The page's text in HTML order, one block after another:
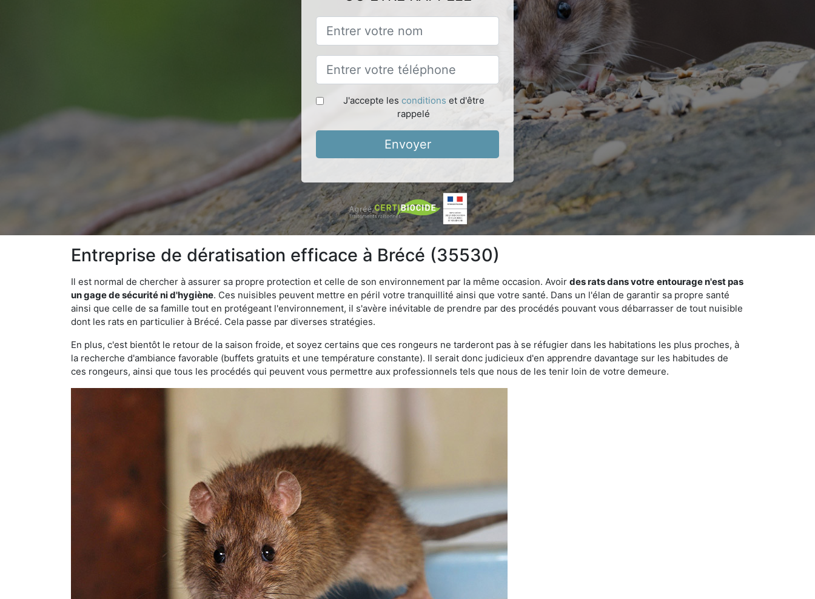
J'accepte les conditions et d'être
rappelé
Envoyer
Entreprise de dératisation efficace à Brécé (35530)
Il est normal de chercher à assurer sa propre protection et celle de son environnement par la même occasion. Avoir des rats dans votre entourage n'est pas
un gage de sécurité ni d'hygiène. Ces nuisibles peuvent mettre en péril votre tranquillité ainsi que votre santé. Dans un l'élan de garantir sa propre santé
ainsi que celle de sa famille tout en protégeant l'environnement, il s'avère inévitable de prendre par des procédés pouvant vous débarrasser de tout nuisible
dont les rats en particulier à Brécé. Cela passe par diverses stratégies.
En plus, c'est bientôt le retour de la saison froide, et soyez certains que ces rongeurs ne tarderont pas à se réfugier dans les habitations les plus proches, à
la recherche d'ambiance favorable (buffets gratuits et une température constante). Il serait donc judicieux d'en apprendre davantage sur les habitudes de
ces rongeurs, ainsi que tous les procédés qui peuvent vous permettre aux professionnels tels que nous de les tenir loin de votre demeure.